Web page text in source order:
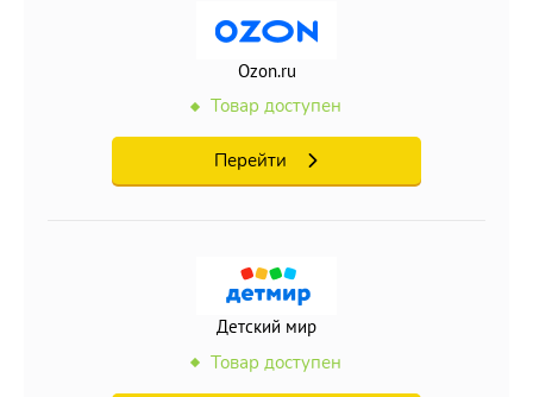
Ozon.ru
Товар доступен
Перейти
Детский мир
Товар доступен